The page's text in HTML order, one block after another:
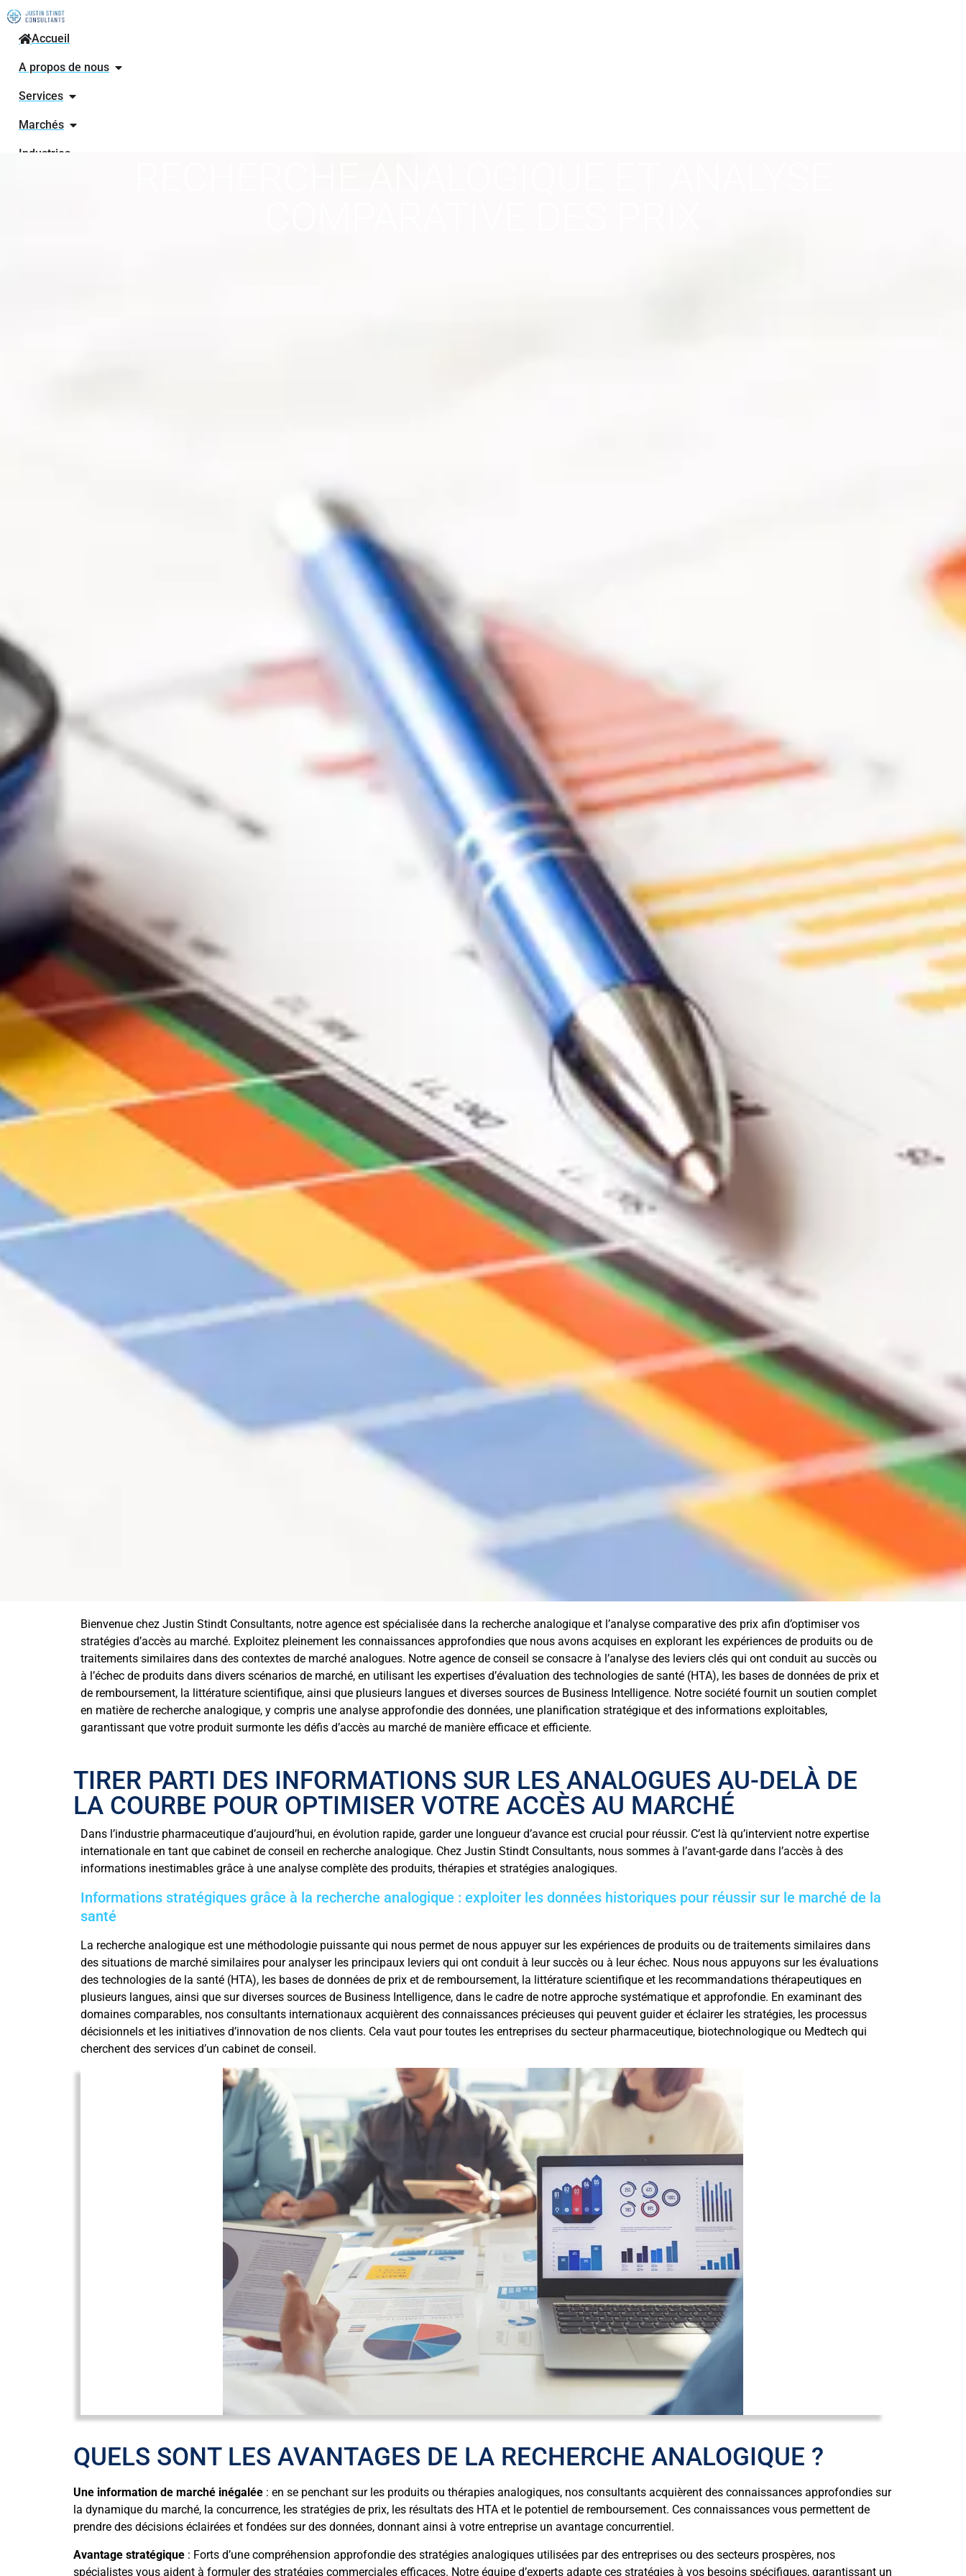
Accueil
A propos de nous
Services
Marchés
Industries
Bienvenue chez Justin Stindt Consultants, notre agence est spécialisée dans la recherche analogique et l’analyse comparative des prix afin d’optimiser vos
stratégies d’accès au marché. Exploitez pleinement les connaissances approfondies que nous avons acquises en explorant les expériences de produits ou de
traitements similaires dans des contextes de marché analogues. Notre agence de conseil se consacre à l’analyse des leviers clés qui ont conduit au succès ou
à l’échec de produits dans divers scénarios de marché, en utilisant les expertises d’évaluation des technologies de santé (HTA), les bases de données de prix et
de remboursement, la littérature scientifique, ainsi que plusieurs langues et diverses sources de Business Intelligence. Notre société fournit un soutien complet
en matière de recherche analogique, y compris une analyse approfondie des données, une planification stratégique et des informations exploitables,
garantissant que votre produit surmonte les défis d’accès au marché de manière efficace et efficiente.
TIRER PARTI DES INFORMATIONS SUR LES ANALOGUES AU-DELÀ DE
LA COURBE POUR OPTIMISER VOTRE ACCÈS AU MARCHÉ
Dans l’industrie pharmaceutique d’aujourd’hui, en évolution rapide, garder une longueur d’avance est crucial pour réussir. C’est là qu’intervient notre expertise
internationale en tant que cabinet de conseil en recherche analogique. Chez Justin Stindt Consultants, nous sommes à l’avant-garde dans l’accès à des
informations inestimables grâce à une analyse complète des produits, thérapies et stratégies analogiques.
Informations stratégiques grâce à la recherche analogique : exploiter les données historiques pour réussir sur le marché de la
santé
La recherche analogique est une méthodologie puissante qui nous permet de nous appuyer sur les expériences de produits ou de traitements similaires dans
des situations de marché similaires pour analyser les principaux leviers qui ont conduit à leur succès ou à leur échec. Nous nous appuyons sur les évaluations
des technologies de la santé (HTA), les bases de données de prix et de remboursement, la littérature scientifique et les recommandations thérapeutiques en
plusieurs langues, ainsi que sur diverses sources de Business Intelligence, dans le cadre de notre approche systématique et approfondie. En examinant des
domaines comparables, nos consultants internationaux acquièrent des connaissances précieuses qui peuvent guider et éclairer les stratégies, les processus
décisionnels et les initiatives d’innovation de nos clients. Cela vaut pour toutes les entreprises du secteur pharmaceutique, biotechnologique ou Medtech qui
cherchent des services d’un cabinet de conseil.
QUELS SONT LES AVANTAGES DE LA RECHERCHE ANALOGIQUE ?
Une information de marché inégalée : en se penchant sur les produits ou thérapies analogiques, nos consultants acquièrent des connaissances approfondies sur
la dynamique du marché, la concurrence, les stratégies de prix, les résultats des HTA et le potentiel de remboursement. Ces connaissances vous permettent de
prendre des décisions éclairées et fondées sur des données, donnant ainsi à votre entreprise un avantage concurrentiel.
Avantage stratégique : Forts d’une compréhension approfondie des stratégies analogiques utilisées par des entreprises ou des secteurs prospères, nos
spécialistes vous aident à formuler des stratégies commerciales efficaces. Notre équipe d’experts adapte ces stratégies à vos besoins spécifiques, garantissant un